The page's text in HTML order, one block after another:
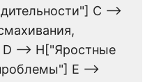
C -->
--> H["Яростные
E -->